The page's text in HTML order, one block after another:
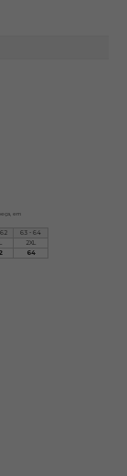
em
62
63 - 64
2XL
64